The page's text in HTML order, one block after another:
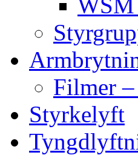
Filmer
Styrkelyft